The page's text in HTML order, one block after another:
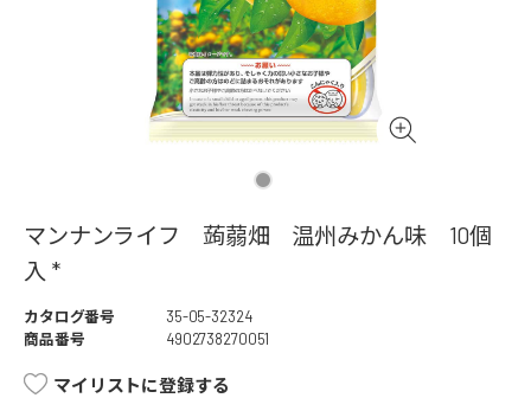
マンナンライフ 蒟蒻畑 温州みかん味 10個
入 *
カタログ番号
35-05-32324
商品番号
4902738270051
マイリストに登録する